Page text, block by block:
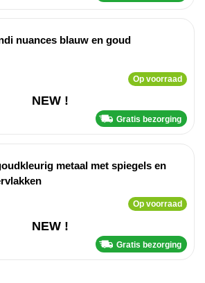
nuances blauw en goud
Op voorraad
NEW !
Gratis bezorging
metaal met spiegels en
Op voorraad
NEW !
Gratis bezorging